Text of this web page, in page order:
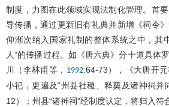
制度，力图在此领域实现法制化管理。首
导传播，通过更新旧有礼典并新增《祠令
仰渐次纳入国家礼制的整体系统之中，其
人”的传播过程。如《唐六典》分十道具体
川（李林甫等， 1992:64-73），《大唐开
小祀，更遍及“州县社稷、释奠及诸神祠并
12）；州县“诸神祠”经制度认定，将归入符